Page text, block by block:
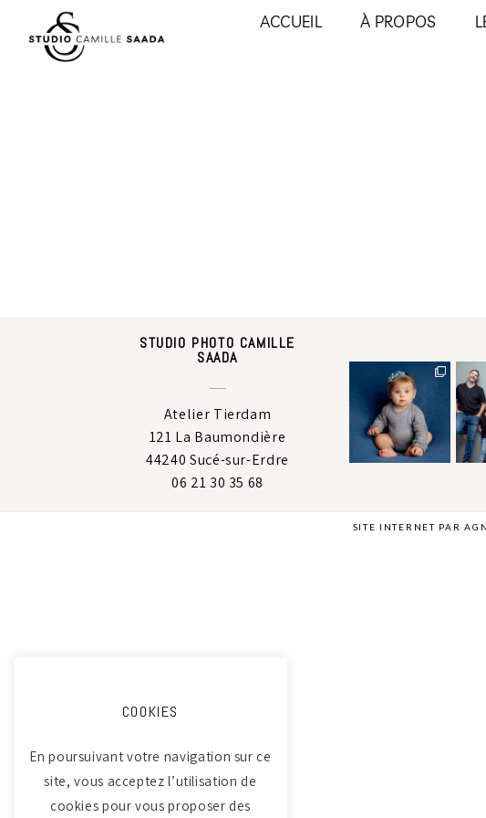
ACCUEIL À PROPOS
STUDIO PHOTO CAMILLE
SAADA
Atelier Tierdam
121 La Baumondière
44240 Sucé-sur-Erdre
06 21 30 35 68
SITE INTERNET PAR
COOKIES
En poursuivant votre navigation sur ce
site, vous acceptez l’utilisation de
cookies pour vous proposer des